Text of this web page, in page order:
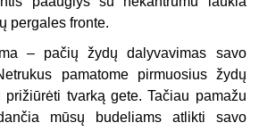
pergales fronte.
– pačių žydų dalyvavimas savo
pamatome pirmuosius žydų
tvarką gete. Tačiau pamažu
mūsų budeliams atlikti savo